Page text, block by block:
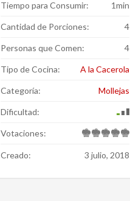
Tiempo para Consumir: 1min
Cantidad de Porciones: 4
Personas que Comen: 4
Tipo de Cocina: A la Cacerola
Categoría: Mollejas
Dificultad:
Votaciones:
Creado: 3 julio, 2018